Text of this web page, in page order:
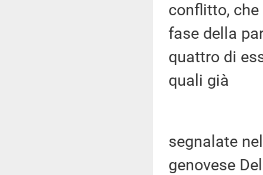
conflitto,
fase della
quattro di
quali già
segnalate
genovese